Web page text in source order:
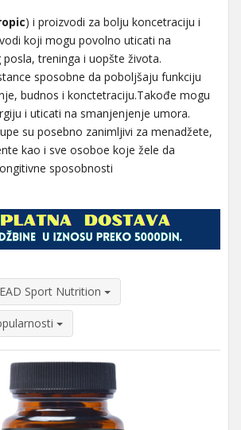
) i proizvodi za bolju koncetraciju i
koji mogu povolno uticati na
treninga i uopšte života.
sposobne da poboljšaju funkciju
budnos i konctetraciju.Takođe mogu
i uticati na smanjenjenje umora.
su posebno zanimljivi za menadžete,
kao i sve osoboe koje žele da
sposobnosti
Sport Nutrition